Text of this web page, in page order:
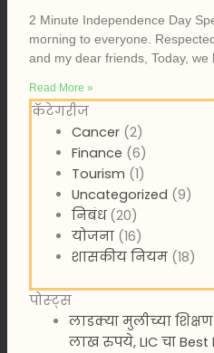
2 Minute Independence Day
morning to everyone.
and my dear friends, Today,
Read More »
कॅटेगरीज
Cancer (2)
Finance (6)
Tourism (1)
Uncategorized (9)
निबंध(20)
योजना (16)
शासकीय नियम (18)
पोस्ट्स
लाडक्या मुलीच्या
लाख रुपये, LIC चा Best